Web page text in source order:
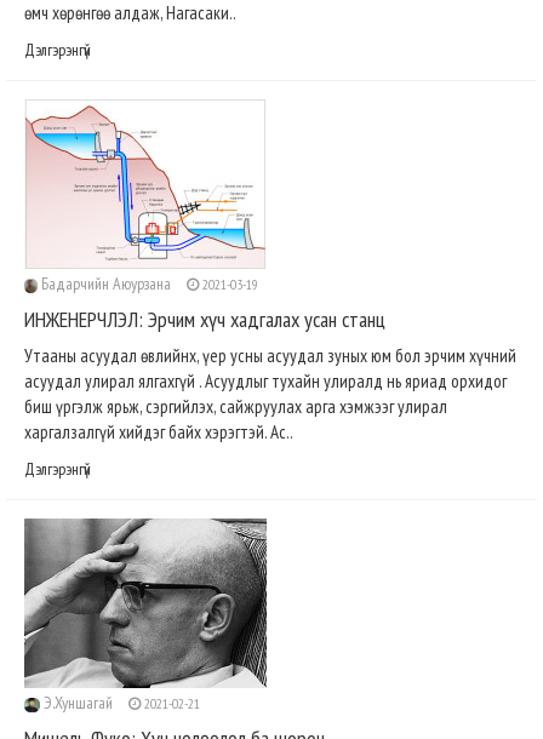
өмч хөрөнгөө алдаж, Нагасаки..
Дэлгэрэнгүй
Бадарчийн Аюурзана 2021-03-19
ИНЖЕНЕРЧЛЭЛ: Эрчим хүч хадгалах усан станц
Утааны асуудал өвлийнх, үер усны асуудал зуных юм бол эрчим хүчний
асуудал улирал ялгахгүй . Асуудлыг тухайн улиралд нь яриад орхидог
биш үргэлж ярьж, сэргийлэх, сайжруулах арга хэмжээг улирал
харгалзалгүй хийдэг байх хэрэгтэй. Ас..
Дэлгэрэнгүй
Э.Хуншагай 2021-02-21